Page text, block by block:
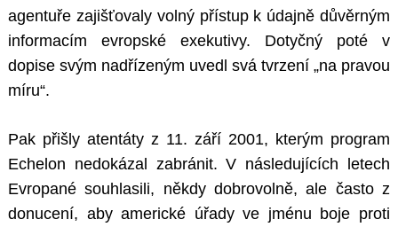
agentuře zajišťovaly volný přístup k údajně důvěrným
informacím evropské exekutivy. Dotyčný poté v
dopise svým nadřízeným uvedl svá tvrzení „na pravou
míru“.
Pak přišly atentáty z 11. září 2001, kterým program
Echelon nedokázal zabránit. V následujících letech
Evropané souhlasili, někdy dobrovolně, ale často z
donucení, aby americké úřady ve jménu boje proti